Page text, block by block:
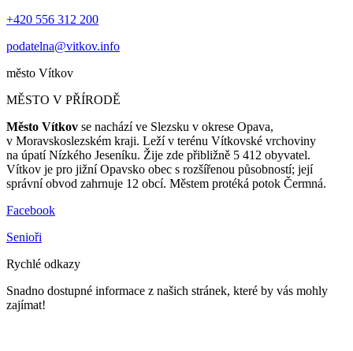
+420 556 312 200
podatelna@vitkov.info
město Vítkov
MĚSTO V PŘÍRODĚ
Město Vítkov se nachází ve Slezsku v okrese Opava,
v Moravskoslezském kraji. Leží v terénu Vítkovské vrchoviny
na úpatí Nízkého Jeseníku. Žije zde přibližně 5 412 obyvatel.
Vítkov je pro jižní Opavsko obec s rozšířenou působností; její
správní obvod zahrnuje 12 obcí. Městem protéká potok Čermná.
Facebook
Senioři
Rychlé odkazy
Snadno dostupné informace z našich stránek, které by vás mohly
zajímat!